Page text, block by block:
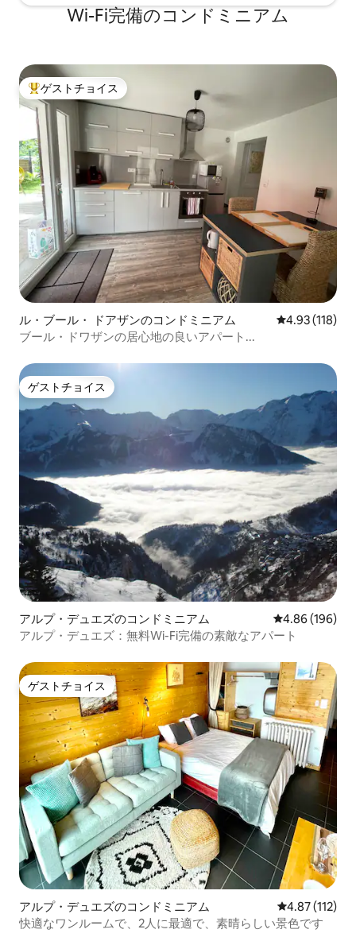
Wi-Fi完備のコンドミニアム
大好評のゲストチョイスです。
ゲストチョイス
ル・ブール・ ドアザンのコンドミニアム レビュー118
4.93 (118)
ブール・ドワザンの居心地の良いアパート...
ゲストチョイス
ゲストチョイス
アルプ・デュエズのコンドミニアム レビュー196
4.86 (196)
アルプ・デュエズ：無料Wi-Fi完備の素敵なアパート
ゲストチョイス
ゲストチョイス
アルプ・デュエズのコンドミニアム レビュー112
4.87 (112)
快適なワンルームで、2人に最適で、素晴らしい景色です